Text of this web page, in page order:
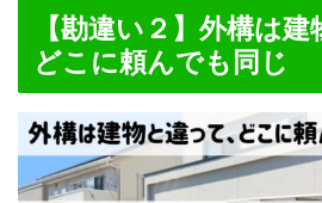
【勘違い２】外構は建
どこに頼んでも同じ